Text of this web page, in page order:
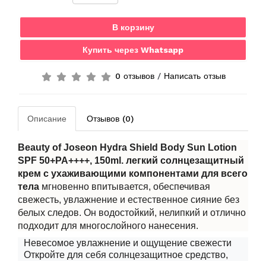
В корзину
Купить через Whatsapp
0 отзывов/ Написать отзыв
Описание Отзывов (0)
Beauty of Joseon Hydra Shield Body Sun Lotion
SPF 50+PA++++, 150ml. легкий солнцезащитный
крем с ухаживающими компонентами для всего
тела мгновенно впитывается, обеспечивая
свежесть, увлажнение и естественное сияние без
белых следов. Он водостойкий, нелипкий и отлично
подходит для многослойного нанесения.
Невесомое увлажнение и ощущение свежести
Откройте для себя солнцезащитное средство,